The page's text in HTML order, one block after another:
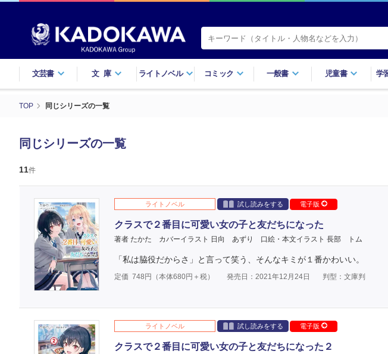
文芸書 文庫 ライトノベル コミック 一般書 児童書 学
TOP 同じシリーズの一覧
同じシリーズの一覧
11件
ライトノベル 試し読みをする 電子版
クラスで２番目に可愛い女の子と友だちになった
著者 たかた カバーイラスト 日向 あずり 口絵・本文イラスト 長部 トム
「私は脇役だからさ」と言って笑う、そんなキミが１番かわいい。
定価 748 円（本体680円＋税） 発売日：2021年12月24日 判型：文庫判
ライトノベル 試し読みをする 電子版
クラスで２番目に可愛い女の子と友だちになった２